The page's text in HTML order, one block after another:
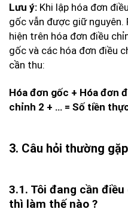
Lưu ý: Khi lập hóa đơn
gốc vẫn được giữ
hiện trên hóa đơn điều
gốc và các hóa đơn điều
cần thu:
Hóa đơn gốc + Hóa đơn
chỉnh 2 + … = Số tiền
3. Câu hỏi thường gặp
3.1. Tôi đang cần
thì làm thế nào ?